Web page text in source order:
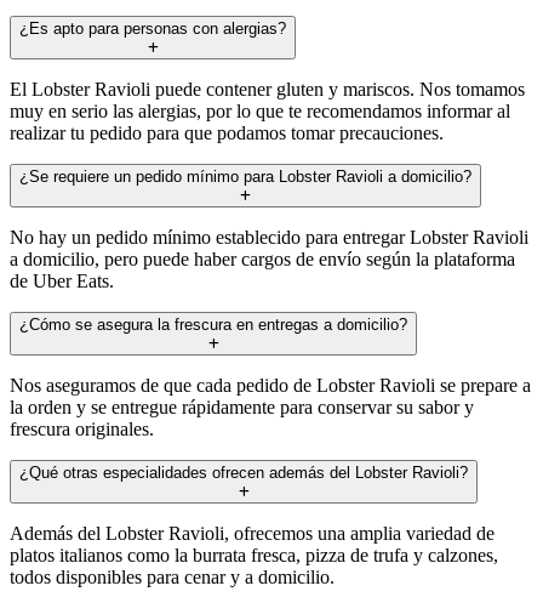
¿Es apto para personas con alergias?
El Lobster Ravioli puede contener gluten y mariscos. Nos tomamos
muy en serio las alergias, por lo que te recomendamos informar al
realizar tu pedido para que podamos tomar precauciones.
¿Se requiere un pedido mínimo para Lobster Ravioli a domicilio?
No hay un pedido mínimo establecido para entregar Lobster Ravioli
a domicilio, pero puede haber cargos de envío según la plataforma
de Uber Eats.
¿Cómo se asegura la frescura en entregas a domicilio?
Nos aseguramos de que cada pedido de Lobster Ravioli se prepare a
la orden y se entregue rápidamente para conservar su sabor y
frescura originales.
¿Qué otras especialidades ofrecen además del Lobster Ravioli?
Además del Lobster Ravioli, ofrecemos una amplia variedad de
platos italianos como la burrata fresca, pizza de trufa y calzones,
todos disponibles para cenar y a domicilio.